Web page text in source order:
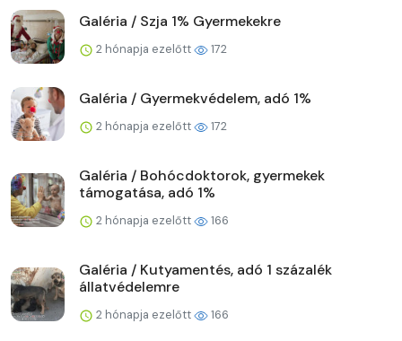
Galéria / Szja 1% Gyermekekre
2 hónapja ezelőtt 172
Galéria / Gyermekvédelem, adó 1%
2 hónapja ezelőtt 172
Galéria / Bohócdoktorok, gyermekek
támogatása, adó 1%
2 hónapja ezelőtt 166
Galéria / Kutyamentés, adó 1 százalék
állatvédelemre
2 hónapja ezelőtt 166